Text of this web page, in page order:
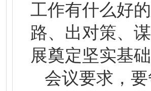
工作有什么好
路、出对策、
展奠定坚实基础
会议要求，